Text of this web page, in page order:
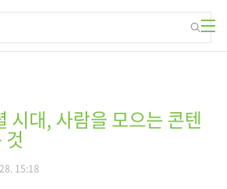
시대, 사람을 모으는 콘텐
15:18